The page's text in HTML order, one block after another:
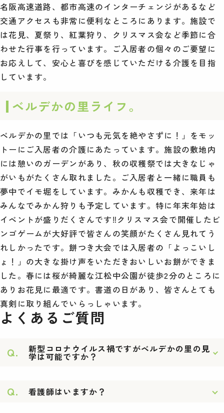
名阪高速道路、都市高速のインターチェンジがあるなど
交通アクセスも非常に便利なところにあります。施設で
は花見、夏祭り、紅葉狩り、クリスマス会など季節に合
わせた行事を行っています。ご入居者の個々のご要望に
お応えして、安心と喜びを感じていただける介護を目指
しています。
ベルデかの里ライフ。
ベルデかの里では「いつも元気を絶やさずに！」をモッ
トーにご入居者の介護にあたっています。施設の敷地内
には憩いのガーデンがあり、秋の収穫祭では大きなじゃ
がいもがたくさん取れました。ご入居者と一緒に職員も
夢中でイモ堀をしています。みかんも収穫でき、来年は
みんなでみかん狩りも予定しています。特に年末年始は
イベントが盛りだくさんです‼クリスマス会で開催したビ
ンゴゲームが大好評で皆さんの笑顔がたくさん見れてう
れしかったです。餅つき大会では入居者の「よっこいし
ょ！」の大きな掛け声をいただきおいしいお餅ができま
した。春には桜が綺麗な江松中公園が徒歩2分のところに
ありお花見に最適です。書道の日があり、皆さんとても
真剣に取り組んでいらっしゃいます。
よくあるご質問
Q. 新型コロナウイルス禍ですがベルデかの里の見
学は可能ですか？
Q. 看護師はいますか？